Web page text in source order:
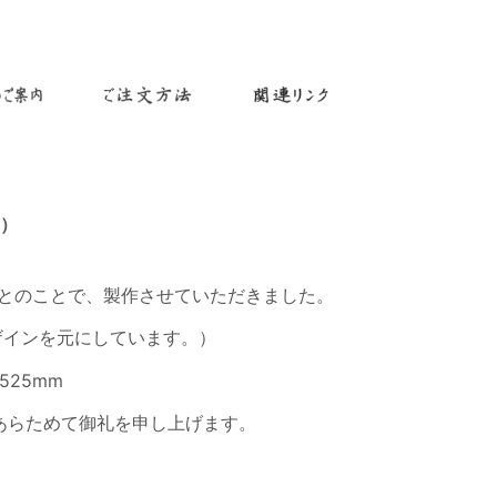
ことで、製作させていただきました。
ンを元にしています。）
ためて御礼を申し上げます。